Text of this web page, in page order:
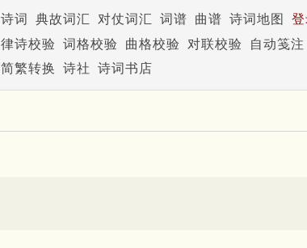
诗词 典故词汇 对仗词汇 词谱 曲谱 诗词地图
律诗校验 词格校验 曲格校验 对联校验
自动笺注
简繁转换 诗社 诗词书店